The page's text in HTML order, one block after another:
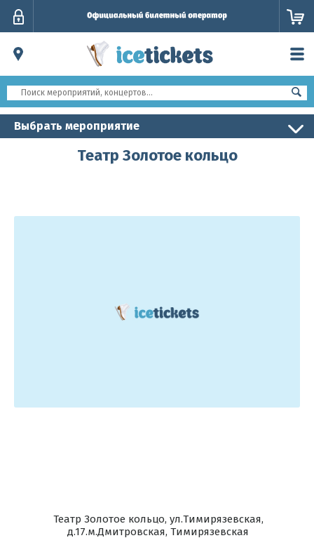
Выбрать мероприятие
Театр Золотое кольцо
Театр Золотое кольцо, ул.Тимирязевская,
д.17.м.Дмитровская, Тимирязевская